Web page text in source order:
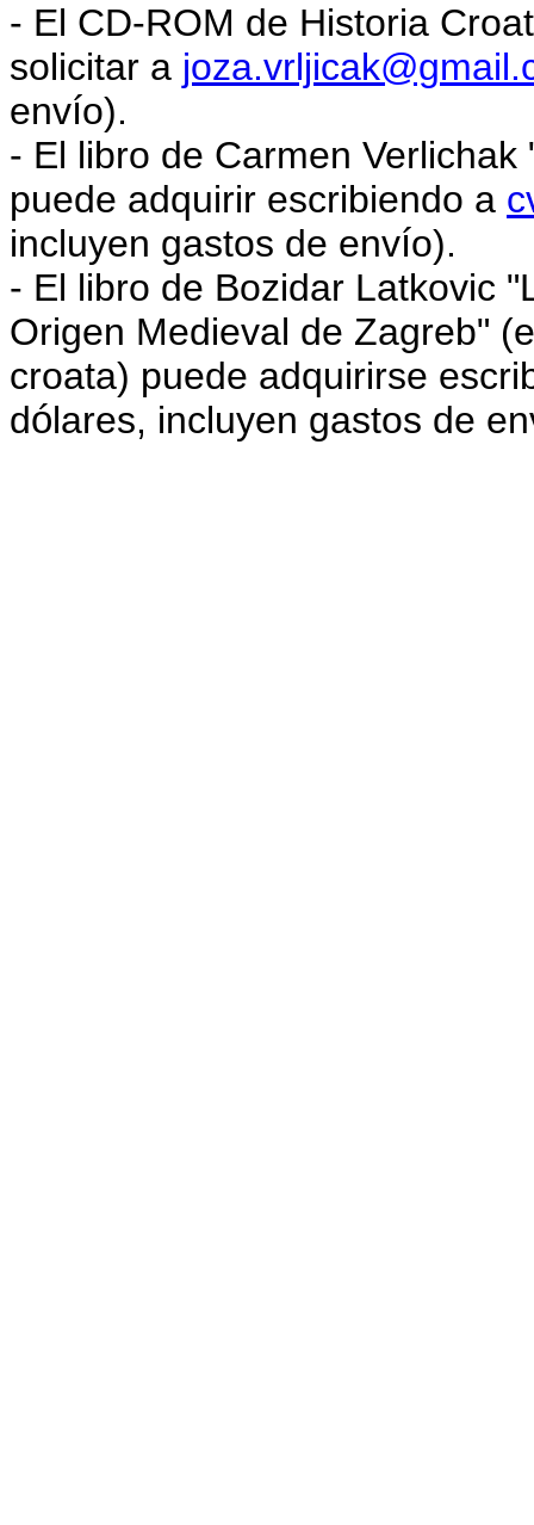
- El CD-ROM de Historia
solicitar a joza.vrljicak
envío).
- El libro de Carmen
puede adquirir escribiendo a
incluyen gastos de envío).
- El libro de Bozidar Latkovic
Origen Medieval de Zagreb"
croata) puede adquirirse
dólares, incluyen gastos de